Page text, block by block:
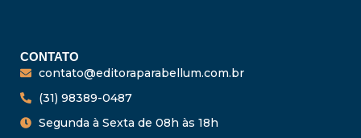
CONTATO
contato@editoraparabellum.com.br
(31) 98389-0487
Segunda à Sexta de 08h às 18h